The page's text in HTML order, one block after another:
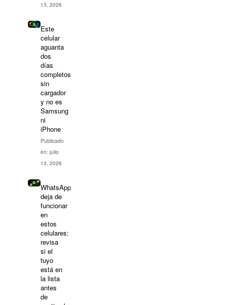
13, 2026
Este
celular
aguanta
dos
días
completos
sin
cargador
y no es
Samsung
ni
iPhone
Publicado
en: julio
13, 2026
WhatsApp
deja de
funcionar
en
estos
celulares:
revisa
si el
tuyo
está en
la lista
antes
de